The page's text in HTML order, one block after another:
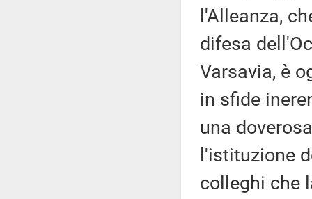
l'Alleanza,
difesa
Varsavia, è
in sfide
una
l'istituzione
colleghi che